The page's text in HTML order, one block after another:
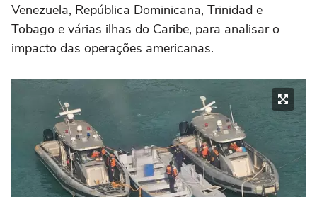
Venezuela, República Dominicana, Trinidad e
Tobago e várias ilhas do Caribe, para analisar o
impacto das operações americanas.